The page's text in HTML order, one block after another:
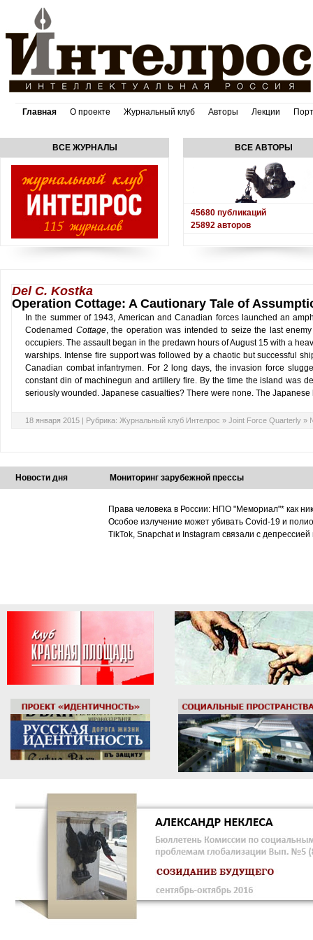
Главная О проекте Журнальный клуб Авторы Лекции
ВСЕ ЖУРНАЛЫ ВСЕ АВТОРЫ
45680 публикаций
25892 авторов
Del C. Kostka
Operation Cottage: A Cautionary Tale of
In the summer of 1943, American and Canadian forces launched an
Codenamed Cottage, the operation was intended to seize the last
occupiers. The assault began in the predawn hours of August 15 with a
warships. Intense fire support was followed by a chaotic but successful
Canadian combat infantrymen. For 2 long days, the invasion force
constant din of machinegun and artillery fire. By the time the island was
seriously wounded. Japanese casualties? There were none. The
18 января 2015 | Рубрика: Журнальный клуб Интелрос » Joint Force Quarterly »
Новости дня Мониторинг зарубежной прессы
Права человека в России: НПО "Мемориал"* как
Особое излучение может убивать Covid-19 и
TikTok, Snapchat и Instagram связали с